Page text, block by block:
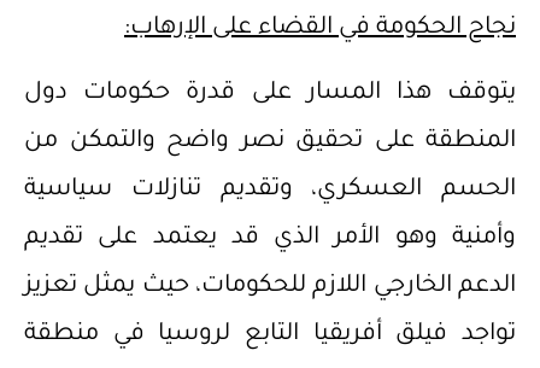
نجاح الحكومة في القضاء على الإرهاب:
يتوقف هذا المسار على قدرة حكومات دول
المنطقة على تحقيق نصر واضح والتمكن من
الحسم العسكري، وتقديم تنازلات سياسية
وأمنية وهو الأمر الذي قد يعتمد على تقديم
الدعم الخارجي اللازم للحكومات، حيث يمثل تعزيز
تواجد فيلق أفريقيا التابع لروسيا في منطقة